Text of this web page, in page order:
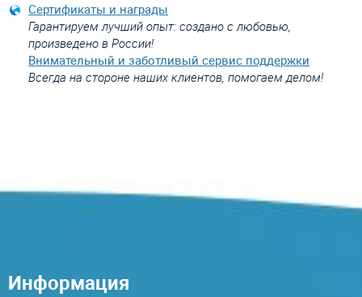
Сертификаты и награды
Гарантируем лучший опыт: создано с любовью,
произведено в России!
Внимательный и заботливый сервис поддержки
Всегда на стороне наших клиентов, помогаем делом!
Информация